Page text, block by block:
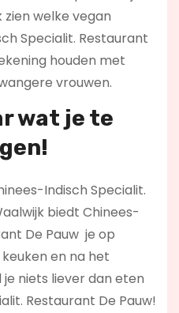
welke vegan
Specialit. Restaurant
houden met
vrouwen.
wat je te
Indisch Specialit.
biedt Chinees-
De Pauw je op
en na het
je niets liever dan eten
Restaurant De Pauw!